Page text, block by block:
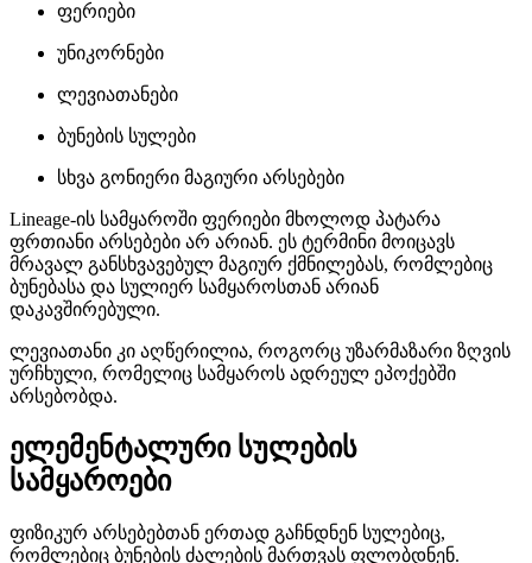
ფერიები
უნიკორნები
ლევიათანები
ბუნების სულები
სხვა გონიერი მაგიური არსებები
Lineage-ის სამყაროში ფერიები მხოლოდ პატარა
ფრთიანი არსებები არ არიან. ეს ტერმინი მოიცავს
მრავალ განსხვავებულ მაგიურ ქმნილებას, რომლებიც
ბუნებასა და სულიერ სამყაროსთან არიან
დაკავშირებული.
ლევიათანი კი აღწერილია, როგორც უზარმაზარი ზღვის
ურჩხული, რომელიც სამყაროს ადრეულ ეპოქებში
არსებობდა.
ელემენტალური სულების
სამყაროები
ფიზიკურ არსებებთან ერთად გაჩნდნენ სულებიც,
რომლებიც ბუნების ძალების მართვას ფლობდნენ.